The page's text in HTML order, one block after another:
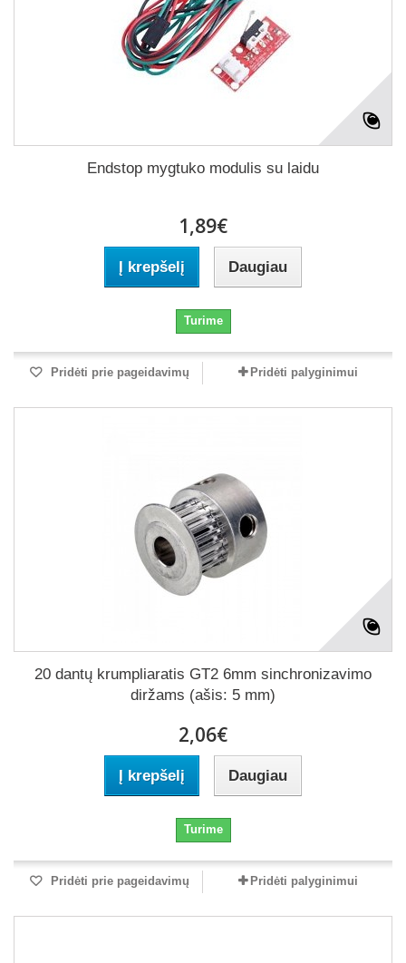
Endstop mygtuko modulis su laidu
1,89€
Į krepšelį Daugiau
Turime
Pridėti prie pageidavimų Pridėti palyginimui
20 dantų krumpliaratis GT2 6mm sinchronizavimo
diržams (ašis: 5 mm)
2,06€
Į krepšelį Daugiau
Turime
Pridėti prie pageidavimų Pridėti palyginimui